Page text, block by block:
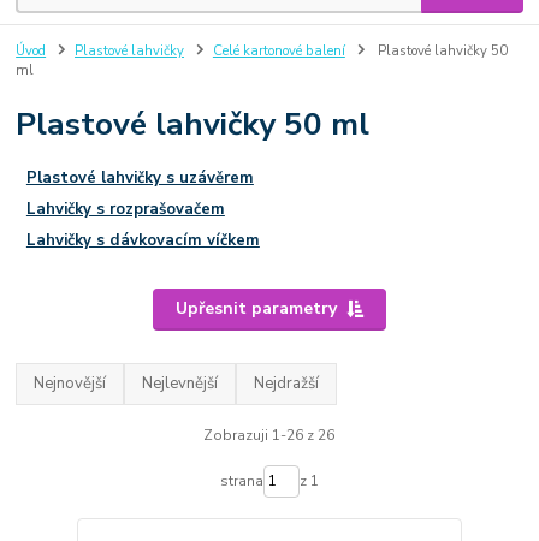
Úvod Plastové lahvičky Celé kartonové balení
Plastové lahvičky 50
ml
Plastové lahvičky 50 ml
Plastové lahvičky s uzávěrem
Lahvičky s rozprašovačem
Lahvičky s dávkovacím víčkem
Upřesnit parametry
Nejnovější Nejlevnější Nejdražší
Zobrazuji 1-26 z 26
strana z 1